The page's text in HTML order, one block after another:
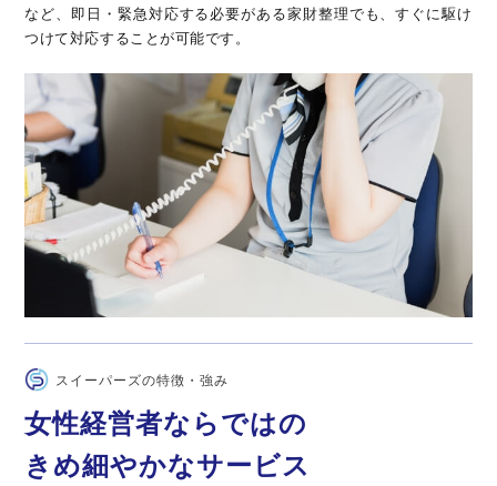
など、即日・緊急対応する必要がある家財整理でも、すぐに駆け
つけて対応することが可能です。
スイーパーズの特徴・強み
女性経営者ならではの
きめ細やかなサービス